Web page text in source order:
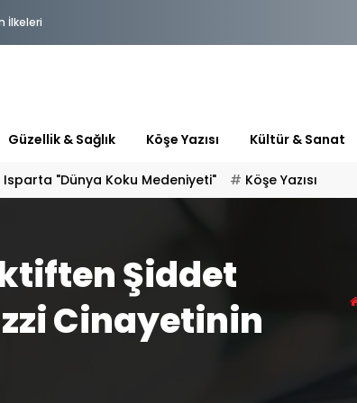
İlkeleri
Güzellik & Sağlık Köşe Yazısı Kültür & Sanat
"Dünya Koku Medeniyeti" Köşe Yazısı
Şiddet
Cinayetinin